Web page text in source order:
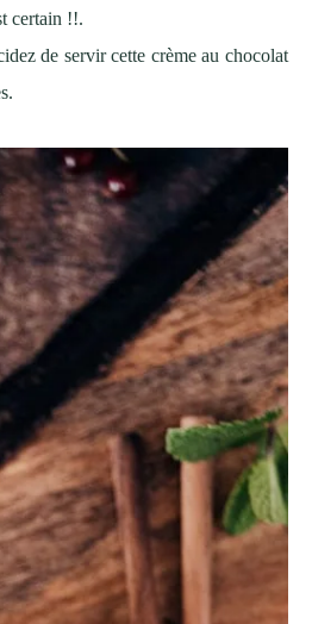
certain !!.
de servir cette crème au chocolat